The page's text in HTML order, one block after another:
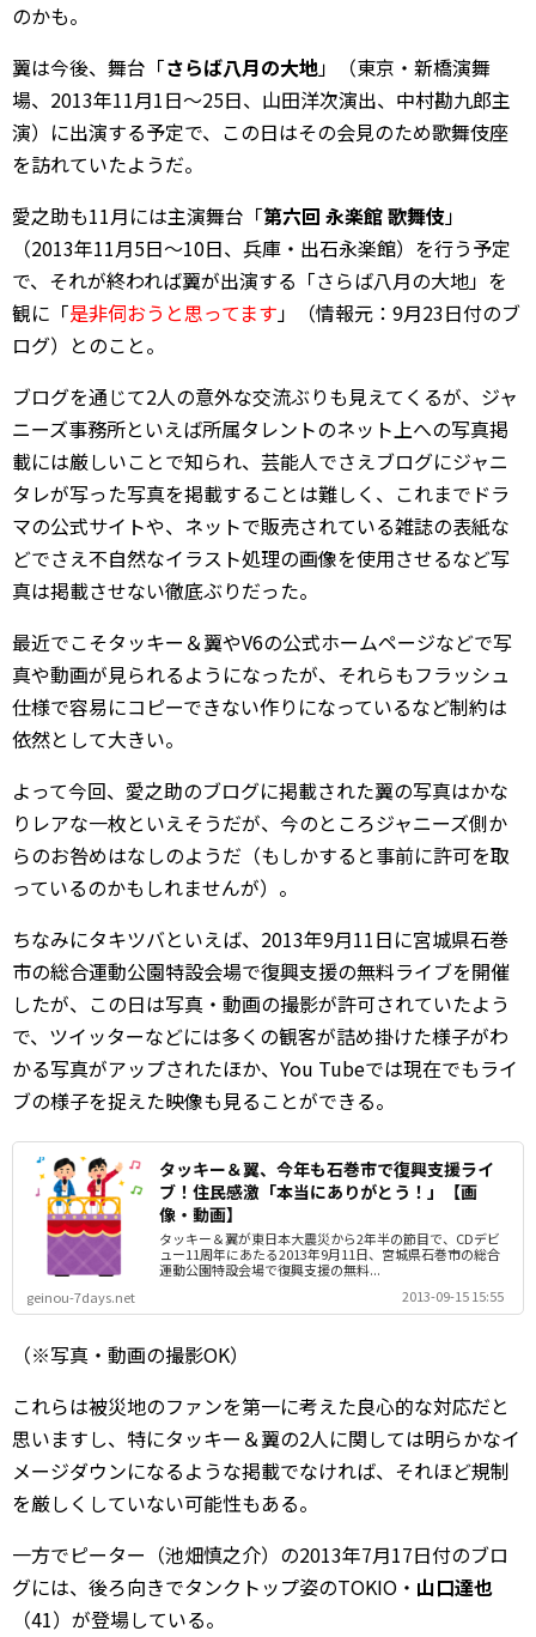
のかも。
翼は今後、舞台「さらば八月の大地」（東京・新橋演舞
場、2013年11月1日～25日、山田洋次演出、中村勘九郎主
演）に出演する予定で、この日はその会見のため歌舞伎座
を訪れていたようだ。
愛之助も11月には主演舞台「第六回 永楽館 歌舞伎」
（2013年11月5日～10日、兵庫・出石永楽館）を行う予定
で、それが終われば翼が出演する「さらば八月の大地」を
観に「是非伺おうと思ってます」（情報元：9月23日付のブ
ログ）とのこと。
ブログを通じて2人の意外な交流ぶりも見えてくるが、ジャ
ニーズ事務所といえば所属タレントのネット上への写真掲
載には厳しいことで知られ、芸能人でさえブログにジャニ
タレが写った写真を掲載することは難しく、これまでドラ
マの公式サイトや、ネットで販売されている雑誌の表紙な
どでさえ不自然なイラスト処理の画像を使用させるなど写
真は掲載させない徹底ぶりだった。
最近でこそタッキー＆翼やV6の公式ホームページなどで写
真や動画が見られるようになったが、それらもフラッシュ
仕様で容易にコピーできない作りになっているなど制約は
依然として大きい。
よって今回、愛之助のブログに掲載された翼の写真はかな
りレアな一枚といえそうだが、今のところジャニーズ側か
らのお咎めはなしのようだ（もしかすると事前に許可を取
っているのかもしれませんが）。
ちなみにタキツバといえば、2013年9月11日に宮城県石巻
市の総合運動公園特設会場で復興支援の無料ライブを開催
したが、この日は写真・動画の撮影が許可されていたよう
で、ツイッターなどには多くの観客が詰め掛けた様子がわ
かる写真がアップされたほか、You Tubeでは現在でもライ
ブの様子を捉えた映像も見ることができる。
タッキー＆翼、今年も石巻市で復興支援ライ
ブ！住民感激「本当にありがとう！」【画
像・動画】
タッキー＆翼が東日本大震災から2年半の節目で、CDデビ
ュー11周年にあたる2013年9月11日、宮城県石巻市の総合
運動公園特設会場で復興支援の無料...
geinou-7days.net
2013-09-15 15:55
（※写真・動画の撮影OK）
これらは被災地のファンを第一に考えた良心的な対応だと
思いますし、特にタッキー＆翼の2人に関しては明らかなイ
メージダウンになるような掲載でなければ、それほど規制
を厳しくしていない可能性もある。
一方でピーター（池畑慎之介）の2013年7月17日付のブロ
グには、後ろ向きでタンクトップ姿のTOKIO・ 山口達也
（41）が登場している。